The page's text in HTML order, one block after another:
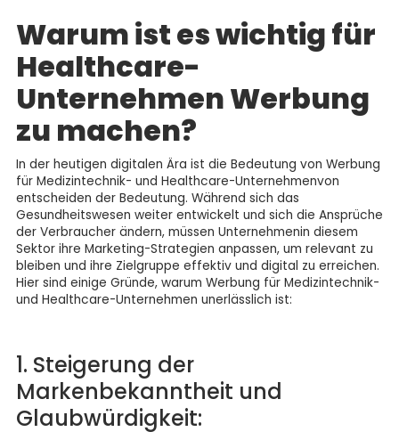
Warum ist es wichtig für
Healthcare-
Unternehmen Werbung
zu machen?
In der heutigen digitalen Ära ist die Bedeutung von Werbung
für Medizintechnik- und Healthcare-Unternehmenvon
entscheiden der Bedeutung. Während sich das
Gesundheitswesen weiter entwickelt und sich die Ansprüche
der Verbraucher ändern, müssen Unternehmenin diesem
Sektor ihre Marketing-Strategien anpassen, um relevant zu
bleiben und ihre Zielgruppe effektiv und digital zu erreichen.
Hier sind einige Gründe, warum Werbung für Medizintechnik-
und Healthcare-Unternehmen unerlässlich ist:
1. Steigerung der
Markenbekanntheit und
Glaubwürdigkeit: